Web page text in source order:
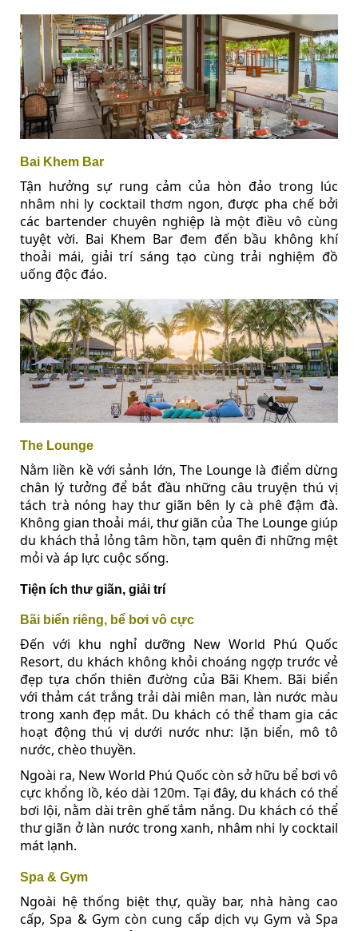
Bai Khem Bar
Tận hưởng sự rung cảm của hòn đảo trong lúc
nhâm nhi ly cocktail thơm ngon, được pha chế bởi
các bartender chuyên nghiệp là một điều vô cùng
tuyệt vời. Bai Khem Bar đem đến bầu không khí
thoải mái, giải trí sáng tạo cùng trải nghiệm đồ
uống độc đáo.
The Lounge
Nằm liền kề với sảnh lớn, The Lounge là điểm dừng
chân lý tưởng để bắt đầu những câu truyện thú vị
tách trà nóng hay thư giãn bên ly cà phê đậm đà.
Không gian thoải mái, thư giãn của The Lounge giúp
du khách thả lỏng tâm hồn, tạm quên đi những mệt
mỏi và áp lực cuộc sống.
Tiện ích thư giãn, giải trí
Bãi biển riêng, bể bơi vô cực
Đến với khu nghỉ dưỡng New World Phú Quốc
Resort, du khách không khỏi choáng ngợp trước vẻ
đẹp tựa chốn thiên đường của Bãi Khem. Bãi biển
với thảm cát trắng trải dài miên man, làn nước màu
trong xanh đẹp mắt. Du khách có thể tham gia các
hoạt động thú vị dưới nước như: lặn biển, mô tô
nước, chèo thuyền.
Ngoài ra, New World Phú Quốc còn sở hữu bể bơi vô
cực khổng lồ, kéo dài 120m. Tại đây, du khách có thể
bơi lội, nằm dài trên ghế tắm nắng. Du khách có thể
thư giãn ở làn nước trong xanh, nhâm nhi ly cocktail
mát lạnh.
Spa & Gym
Ngoài hệ thống biệt thự, quầy bar, nhà hàng cao
cấp, Spa & Gym còn cung cấp dịch vụ Gym và Spa